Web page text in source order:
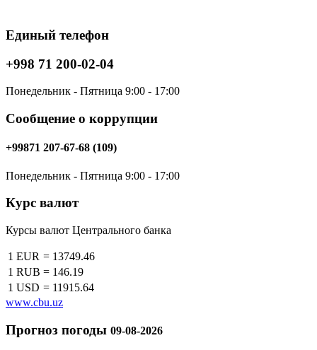
Единый телефон
+998 71 200-02-04
Понедельник - Пятница 9:00 - 17:00
Сообщение о коррупции
+99871 207-67-68 (109)
Понедельник - Пятница 9:00 - 17:00
Курс валют
Курсы валют Центрального банка
1 EUR = 13749.46
1 RUB = 146.19
1 USD = 11915.64
www.cbu.uz
Прогноз погоды 09-08-2026